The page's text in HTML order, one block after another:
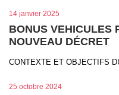
14 janvier 2025
BONUS VEHICULES
NOUVEAU DÉCRET
CONTEXTE ET OBJECTIFS
25 octobre 2024